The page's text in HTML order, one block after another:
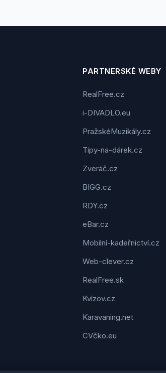
PARTNERSKÉ WEBY
RealFree.cz
i-DIVADLO.eu
PražskéMuzikály.cz
Tipy-na-dárek.cz
Zveráč.cz
BIGG.cz
RDY.cz
eBar.cz
Mobilní-kadeřnictví.cz
Web-clever.cz
RealFree.sk
Kvízov.cz
Karavaning.net
CVčko.eu